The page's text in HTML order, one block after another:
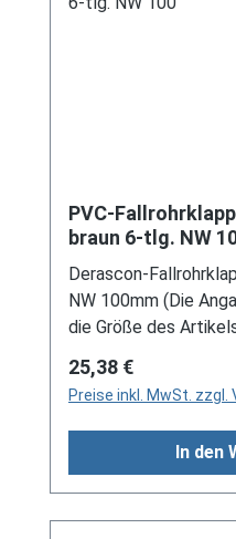
PVC-
braun 6-tlg. NW
Derascon-
NW 100mm (Die
die Größe des
Restbestände eines
DDR-
modernen
Fragen stehen wir
Regulärer Preis:
25,38 €
Preise inkl. MwSt.
In den